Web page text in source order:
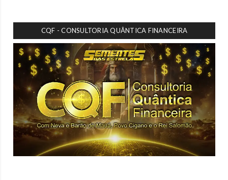
CQF - CONSULTORIA QUÂNTICA FINANCEIRA